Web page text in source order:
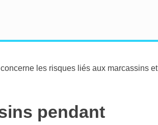
les risques liés aux marcassins et
pendant